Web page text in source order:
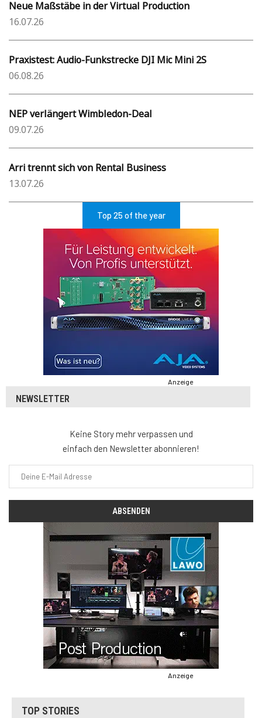
Neue Maßstäbe in der Virtual Production
16.07.26
Praxistest: Audio-Funkstrecke DJI Mic Mini 2S
06.08.26
NEP verlängert Wimbledon-Deal
09.07.26
Arri trennt sich von Rental Business
13.07.26
Top 25 of the year
Anzeige
NEWSLETTER
Keine Story mehr verpassen und
einfach den Newsletter abonnieren!
Anzeige
TOP STORIES